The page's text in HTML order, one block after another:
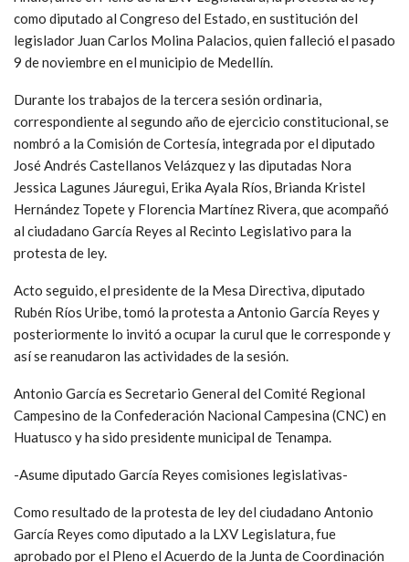
como diputado al Congreso del Estado, en sustitución del
legislador Juan Carlos Molina Palacios, quien falleció el pasado
9 de noviembre en el municipio de Medellín.
Durante los trabajos de la tercera sesión ordinaria,
correspondiente al segundo año de ejercicio constitucional, se
nombró a la Comisión de Cortesía, integrada por el diputado
José Andrés Castellanos Velázquez y las diputadas Nora
Jessica Lagunes Jáuregui, Erika Ayala Ríos, Brianda Kristel
Hernández Topete y Florencia Martínez Rivera, que acompañó
al ciudadano García Reyes al Recinto Legislativo para la
protesta de ley.
Acto seguido, el presidente de la Mesa Directiva, diputado
Rubén Ríos Uribe, tomó la protesta a Antonio García Reyes y
posteriormente lo invitó a ocupar la curul que le corresponde y
así se reanudaron las actividades de la sesión.
Antonio García es Secretario General del Comité Regional
Campesino de la Confederación Nacional Campesina (CNC) en
Huatusco y ha sido presidente municipal de Tenampa.
-Asume diputado García Reyes comisiones legislativas-
Como resultado de la protesta de ley del ciudadano Antonio
García Reyes como diputado a la LXV Legislatura, fue
aprobado por el Pleno el Acuerdo de la Junta de Coordinación